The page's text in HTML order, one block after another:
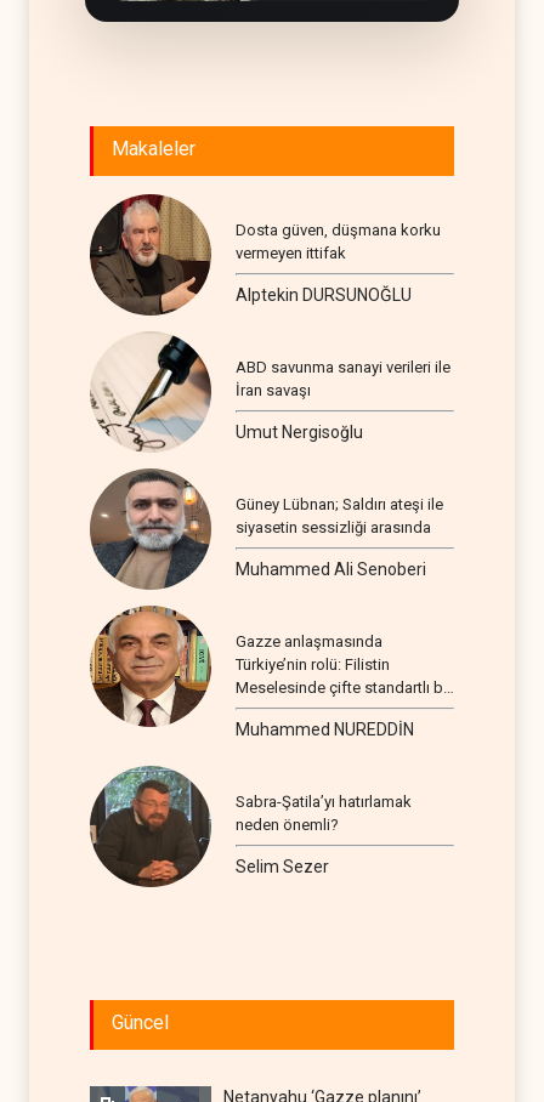
Makaleler
Dosta güven, düşmana korku
vermeyen ittifak
Alptekin DURSUNOĞLU
ABD savunma sanayi verileri ile
İran savaşı
Umut Nergisoğlu
Güney Lübnan; Saldırı ateşi ile
siyasetin sessizliği arasında
Muhammed Ali Senoberi
Gazze anlaşmasında
Türkiye’nin rolü: Filistin
Meselesinde çifte standartlı bir
seyir
Muhammed NUREDDİN
Sabra-Şatila’yı hatırlamak
neden önemli?
Selim Sezer
Güncel
Netanyahu ‘Gazze planını’